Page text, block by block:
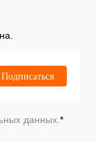
Подписаться
данных.*